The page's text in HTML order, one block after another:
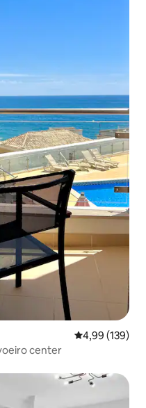
5 üzerinden
4,99 (139)
center
arasında